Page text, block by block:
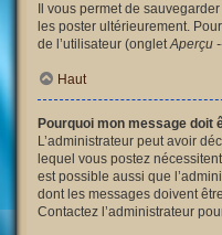
Il vous permet de
les poster ultérieurement.
de l’utilisateur (ongletAperçu
Haut
Pourquoi mon message doit
L’administrateur peut avoir
lequel vous postez
est possible aussi que
dont les messages doivent
Contactez l’administrateur